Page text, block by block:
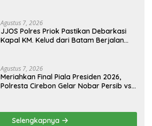
Agustus 7, 2026
JJOS Polres Priok Pastikan Debarkasi
Kapal KM. Kelud dari Batam Berjalan
Agustus 7, 2026
Meriahkan Final Piala Presiden 2026,
Polresta Cirebon Gelar Nobar Persib vs
Selengkapnya